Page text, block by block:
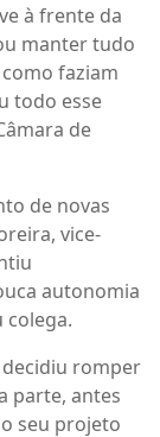
à frente da
manter tudo
faziam
todo esse
de
de novas
vice-
autonomia
colega.
decidiu romper
parte, antes
seu projeto